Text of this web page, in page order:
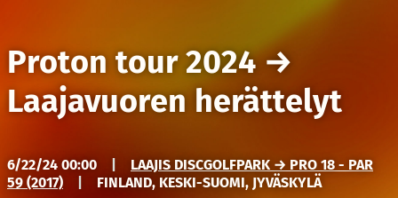
Proton tour 2024→
Laajavuoren herättelyt
6/22/24 00:00
LAAJIS DISCGOLFPARK → PRO 18 - PAR
59 (2017)
FINLAND, KESKI-SUOMI, JYVÄSKYLÄ